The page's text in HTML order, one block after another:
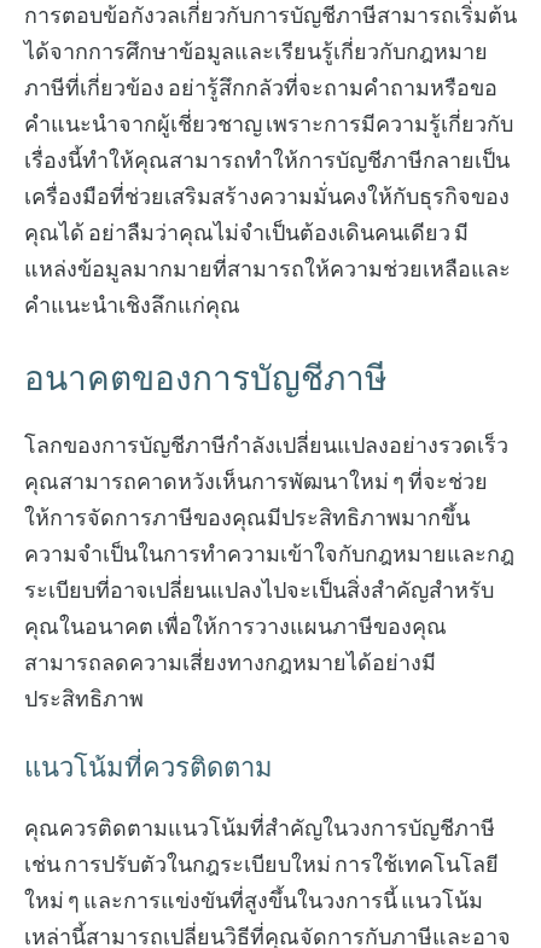
การตอบข้อกังวลเกี่ยวกับการบัญชีภาษีสามารถเริ่มต้น
ได้จากการศึกษาข้อมูลและเรียนรู้เกี่ยวกับกฎหมาย
ภาษีที่เกี่ยวข้อง อย่ารู้สึกกลัวที่จะถามคำถามหรือขอ
คำแนะนำจากผู้เชี่ยวชาญ เพราะการมีความรู้เกี่ยวกับ
เรื่องนี้ทำให้คุณสามารถทำให้การบัญชีภาษีกลายเป็น
เครื่องมือที่ช่วยเสริมสร้างความมั่นคงให้กับธุรกิจของ
คุณได้ อย่าลืมว่าคุณไม่จำเป็นต้องเดินคนเดียว มี
แหล่งข้อมูลมากมายที่สามารถให้ความช่วยเหลือและ
คำแนะนำเชิงลึกแก่คุณ
อนาคตของการบัญชีภาษี
โลกของการบัญชีภาษีกำลังเปลี่ยนแปลงอย่างรวดเร็ว
คุณสามารถคาดหวังเห็นการพัฒนาใหม่ ๆ ที่จะช่วย
ให้การจัดการภาษีของคุณมีประสิทธิภาพมากขึ้น
ความจำเป็นในการทำความเข้าใจกับกฎหมายและกฎ
ระเบียบที่อาจเปลี่ยนแปลงไปจะเป็นสิ่งสำคัญสำหรับ
คุณในอนาคต เพื่อให้การวางแผนภาษีของคุณ
สามารถลดความเสี่ยงทางกฎหมายได้อย่างมี
ประสิทธิภาพ
แนวโน้มที่ควรติดตาม
คุณควรติดตามแนวโน้มที่สำคัญในวงการบัญชีภาษี
เช่น การปรับตัวในกฎระเบียบใหม่ การใช้เทคโนโลยี
ใหม่ ๆ และการแข่งขันที่สูงขึ้นในวงการนี้ แนวโน้ม
เหล่านี้สามารถเปลี่ยนวิธีที่คุณจัดการกับภาษีและอาจ